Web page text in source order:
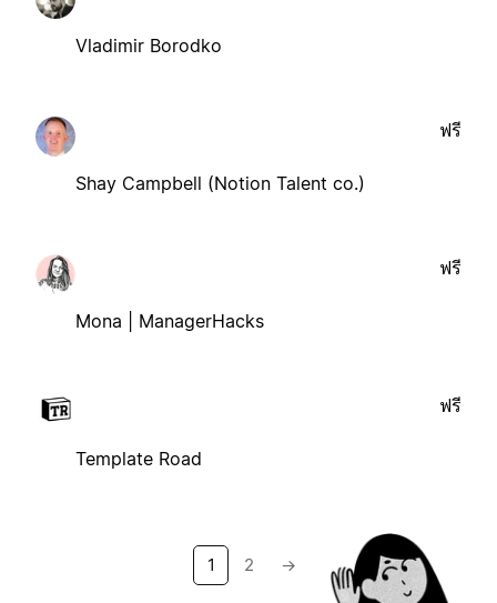
Vladimir Borodko
Shay Campbell (Notion Talent co.)
ฟรี
Mona | ManagerHacks
ฟรี
Template Road
ฟรี
1 2 →